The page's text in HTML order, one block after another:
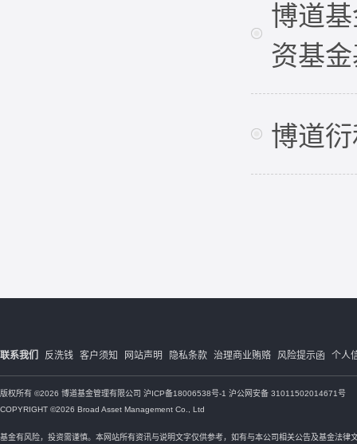
博道
资基
博道
联系我们 反洗钱 客户须知 网站声明 隐私条款 治理商业贿赂 风险提示函 个人
版权所有 ©2026 博道基金管理有限公司 沪ICP备18006538号-1 沪公网安备 31011502014671号
COPYRIGHT ©2026 Broad Asset Management Co., Ltd
基金有风险，投资需谨慎。本网站所有资讯与说明文字仅供参考，如有与本公司相关公告及基金法律